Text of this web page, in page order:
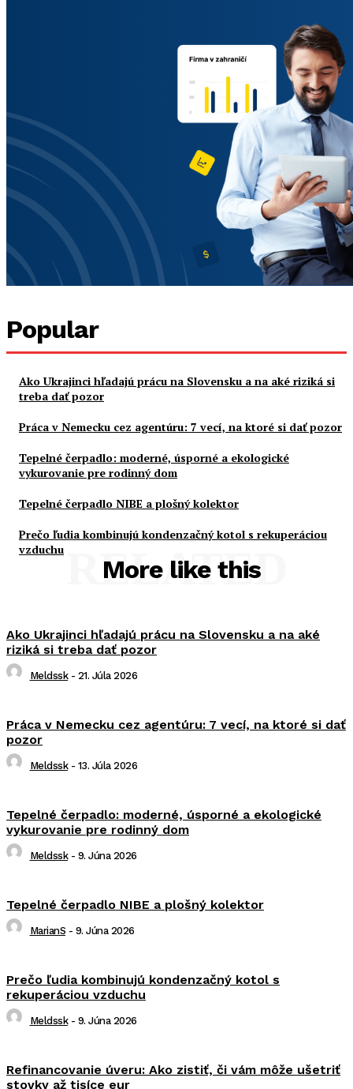
Popular
Ako Ukrajinci hľadajú prácu na Slovensku a na aké riziká si
treba dať pozor
Práca v Nemecku cez agentúru: 7 vecí, na ktoré si dať pozor
Tepelné čerpadlo: moderné, úsporné a ekologické
vykurovanie pre rodinný dom
Tepelné čerpadlo NIBE a plošný kolektor
Prečo ľudia kombinujú kondenzačný kotol s rekuperáciou
vzduchu
More like this
RELATED
Ako Ukrajinci hľadajú prácu na Slovensku a na aké
riziká si treba dať pozor
Meldssk - 21. Júla 2026
Práca v Nemecku cez agentúru: 7 vecí, na ktoré si dať
pozor
Meldssk - 13. Júla 2026
Tepelné čerpadlo: moderné, úsporné a ekologické
vykurovanie pre rodinný dom
Meldssk - 9. Júna 2026
Tepelné čerpadlo NIBE a plošný kolektor
MarianS - 9. Júna 2026
Prečo ľudia kombinujú kondenzačný kotol s
rekuperáciou vzduchu
Meldssk - 9. Júna 2026
Refinancovanie úveru: Ako zistiť, či vám môže ušetriť
stovky až tisíce eur